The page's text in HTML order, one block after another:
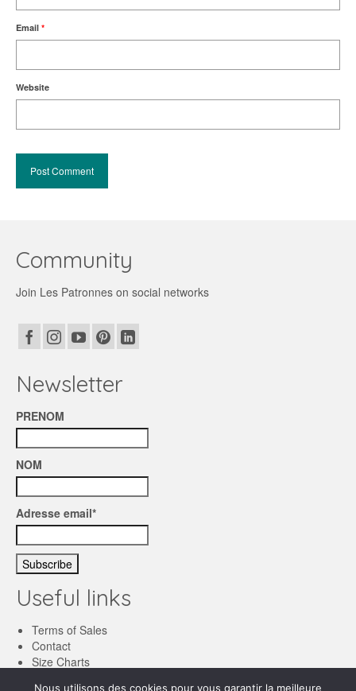
Email *
Website
Community
Join Les Patronnes on social networks
Newsletter
PRENOM
NOM
Adresse email*
Useful links
Terms of Sales
Contact
Size Charts
Nous utilisons des cookies pour vous garantir la meilleure